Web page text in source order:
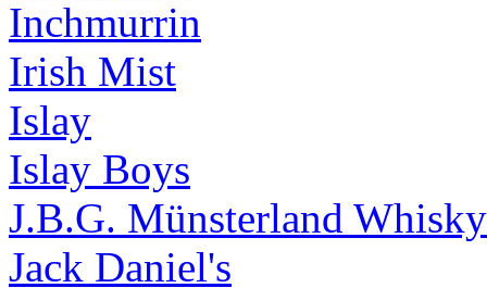
Inchmurrin
Irish Mist
Islay
Islay Boys
J.B.G. Münsterland Whisky
Jack Daniel's